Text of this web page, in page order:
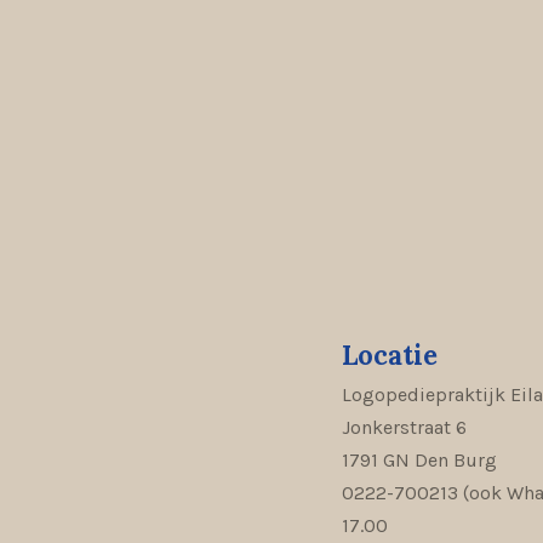
Locatie
Logopediepraktijk
Jonkerstraat 6
1791 GN Den Burg
0222-700213 (ook
17.00